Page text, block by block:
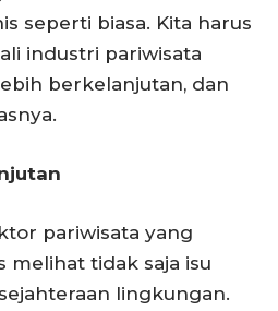
seperti biasa. Kita harus
industri pariwisata
berkelanjutan, dan
pariwisata yang
melihat tidak saja isu
lingkungan.